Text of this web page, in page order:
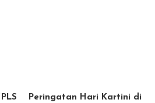
Peringatan Hari Kartini di